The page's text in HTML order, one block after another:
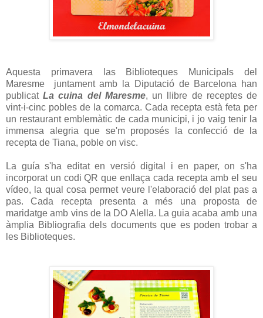
Aquesta primavera las Biblioteques Municipals del
Maresme juntament amb la Diputació de Barcelona han
publicatLa cuina del Maresme, un llibre de receptes de
vint-i-cinc pobles de la comarca. Cada recepta està feta per
un restaurant emblemàtic de cada municipi, i jo vaig tenir la
immensa alegria que se'm proposés la confecció de la
recepta de Tiana, poble on visc.
La guía s'ha editat en versió digital i en paper, on s'ha
incorporat un codi QR que enllaça cada recepta amb el seu
vídeo, la qual cosa permet veure l'elaboració del plat pas a
pas. Cada recepta presenta a més una proposta de
maridatge amb vins de la DO Alella. La guia acaba amb una
àmplia Bibliografia dels documents que es poden trobar a
les Biblioteques.